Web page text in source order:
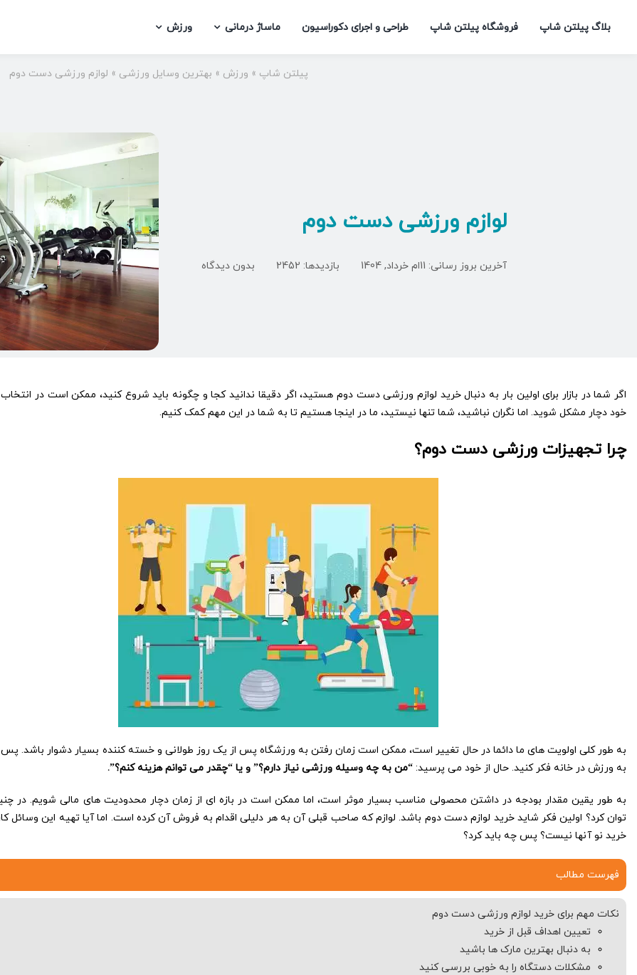
بلاگ پیلتن شاپ فروشگاه پیلتن شاپ طراحی و اجرای دکوراسیون ماساژ درمانی ورزش
پیلتن شاپ » ورزش » بهترین وسایل ورزشی » لوازم ورزشی دست دوم
لوازم ورزشی دست دوم
آخرین بروز رسانی: 11ام خرداد, 1404 بازدیدها: 2452 بدون دیدگاهon
اگر شما در بازار برای اولین بار به دنبال خرید لوازم ورزشی دست دوم هستید، اگر دقیقا ندانید کجا و چگونه باید شروع کنید، ممکن است در
خود دچار مشکل شوید. اما نگران نباشید، شما تنها نیستید، ما در اینجا هستیم تا به شما در این مهم کمک کنیم.
چرا تجهیزات ورزشی دست دوم؟
به طور کلی اولویت های ما دائما در حال تغییر است، ممکن است زمان رفتن به ورزشگاه پس از یک روز طولانی و خسته کننده بسیار دشوار باشد.
به ورزش در خانه فکر کنید. حال از خود می پرسید: “من به چه وسیله ورزشی نیاز دارم؟” و یا “چقدر می توانم هزینه کنم؟”.
به طور یقین مقدار بودجه در داشتن محصولی مناسب بسیار موثر است، اما ممکن است در بازه ای از زمان دچار محدودیت های مالی شویم. در
توان کرد؟ اولین فکر شاید خرید لوازم دست دوم باشد. لوازم که صاحب قبلی آن به هر دلیلی اقدام به فروش آن کرده است. اما آیا تهیه این وسائل
خرید نو آنها نیست؟ پس چه باید کرد؟
فهرست مطالب
نکات مهم برای خرید لوازم ورزشی دست دوم
تعیین اهداف قبل از خرید
به دنبال بهترین مارک ها باشید
مشکلات دستگاه را به خوبی بررسی کنید